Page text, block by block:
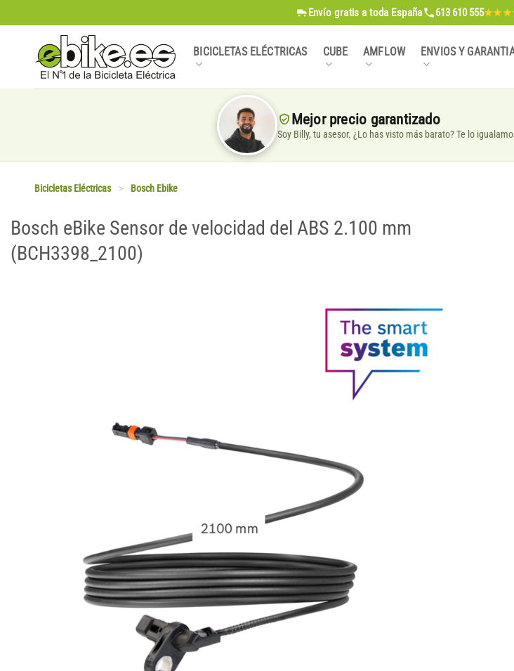
al
contenido
Envío gratis a toda España 613 610 555
BICICLETAS ELÉCTRICAS CUBE AMFLOW ENVIOS Y
Mejor precio garantizado
Soy Billy, tu asesor. ¿Lo has visto más barato? Te lo
Bicicletas Eléctricas > Bosch Ebike
Bosch eBike Sensor de velocidad del ABS 2.100 mm
(BCH3398_2100)